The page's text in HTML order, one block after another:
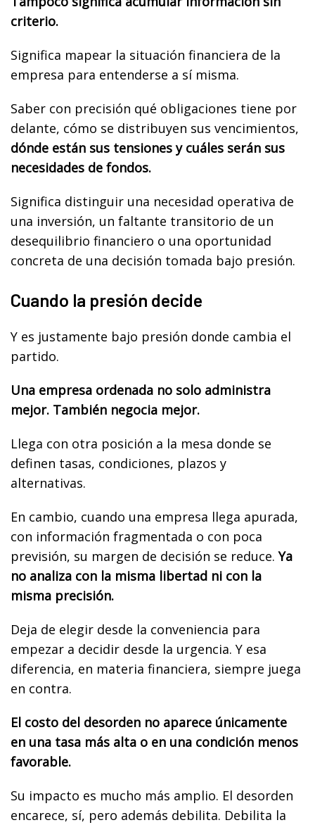
criterio.
Significa mapear la situación financiera de la
empresa para entenderse a sí misma.
Saber con precisión qué obligaciones tiene por
delante, cómo se distribuyen sus vencimientos,
dónde están sus tensiones y cuáles serán sus
necesidades de fondos.
Significa distinguir una necesidad operativa de
una inversión, un faltante transitorio de un
desequilibrio financiero o una oportunidad
concreta de una decisión tomada bajo presión.
Cuando la presión decide
Y es justamente bajo presión donde cambia el
partido.
Una empresa ordenada no solo administra
mejor. También negocia mejor.
Llega con otra posición a la mesa donde se
definen tasas, condiciones, plazos y
alternativas.
En cambio, cuando una empresa llega apurada,
con información fragmentada o con poca
previsión, su margen de decisión se reduce.Ya
no analiza con la misma libertad ni con la
misma precisión.
Deja de elegir desde la conveniencia para
empezar a decidir desde la urgencia. Y esa
diferencia, en materia financiera, siempre juega
en contra.
El costo del desorden no aparece únicamente
en una tasa más alta o en una condición menos
favorable.
Su impacto es mucho más amplio. El desorden
encarece, sí, pero además debilita. Debilita la